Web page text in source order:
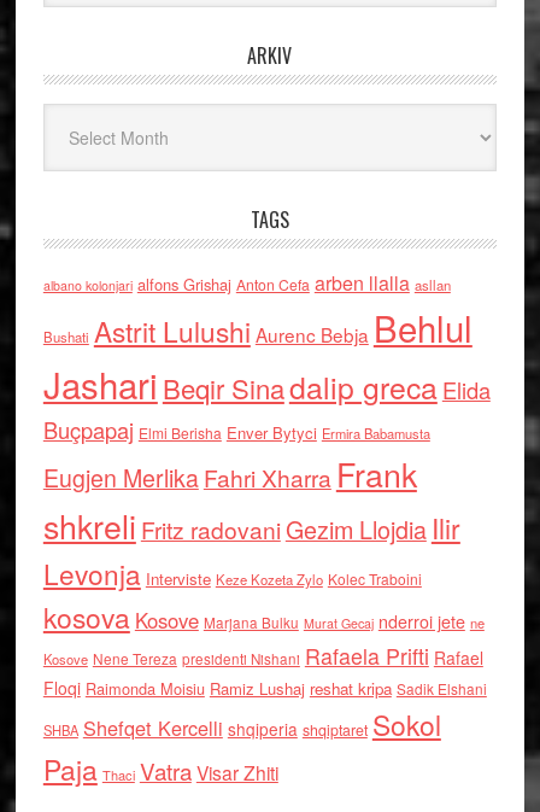
ARKIV
TAGS
albano kolonjari alfons Grishaj Anton Cefa arben llalla asllan
Bushati Astrit Lulushi Aurenc Bebja Behlul
Jashari Beqir Sinadalip grecaElida
Buçpapaj Elmi Berisha Enver Bytyci Ermira Babamusta
Eugjen MerlikaFahri Xharra Frank
shkreli Fritz radovaniGezim Llojdia Ilir
Levonja Interviste Keze Kozeta Zylo Kolec Traboini
kosova Kosove Marjana Bulku Murat Gecaj nderroi jete ne
Kosove Nene Tereza presidenti Nishani Rafaela Prifti Rafael
Floqi Raimonda Moisiu Ramiz Lushaj reshat kripa Sadik Elshani
SHBA Shefqet Kercelli shqiperia shqiptaret Sokol
Paja Thaci VatraVisar Zhiti